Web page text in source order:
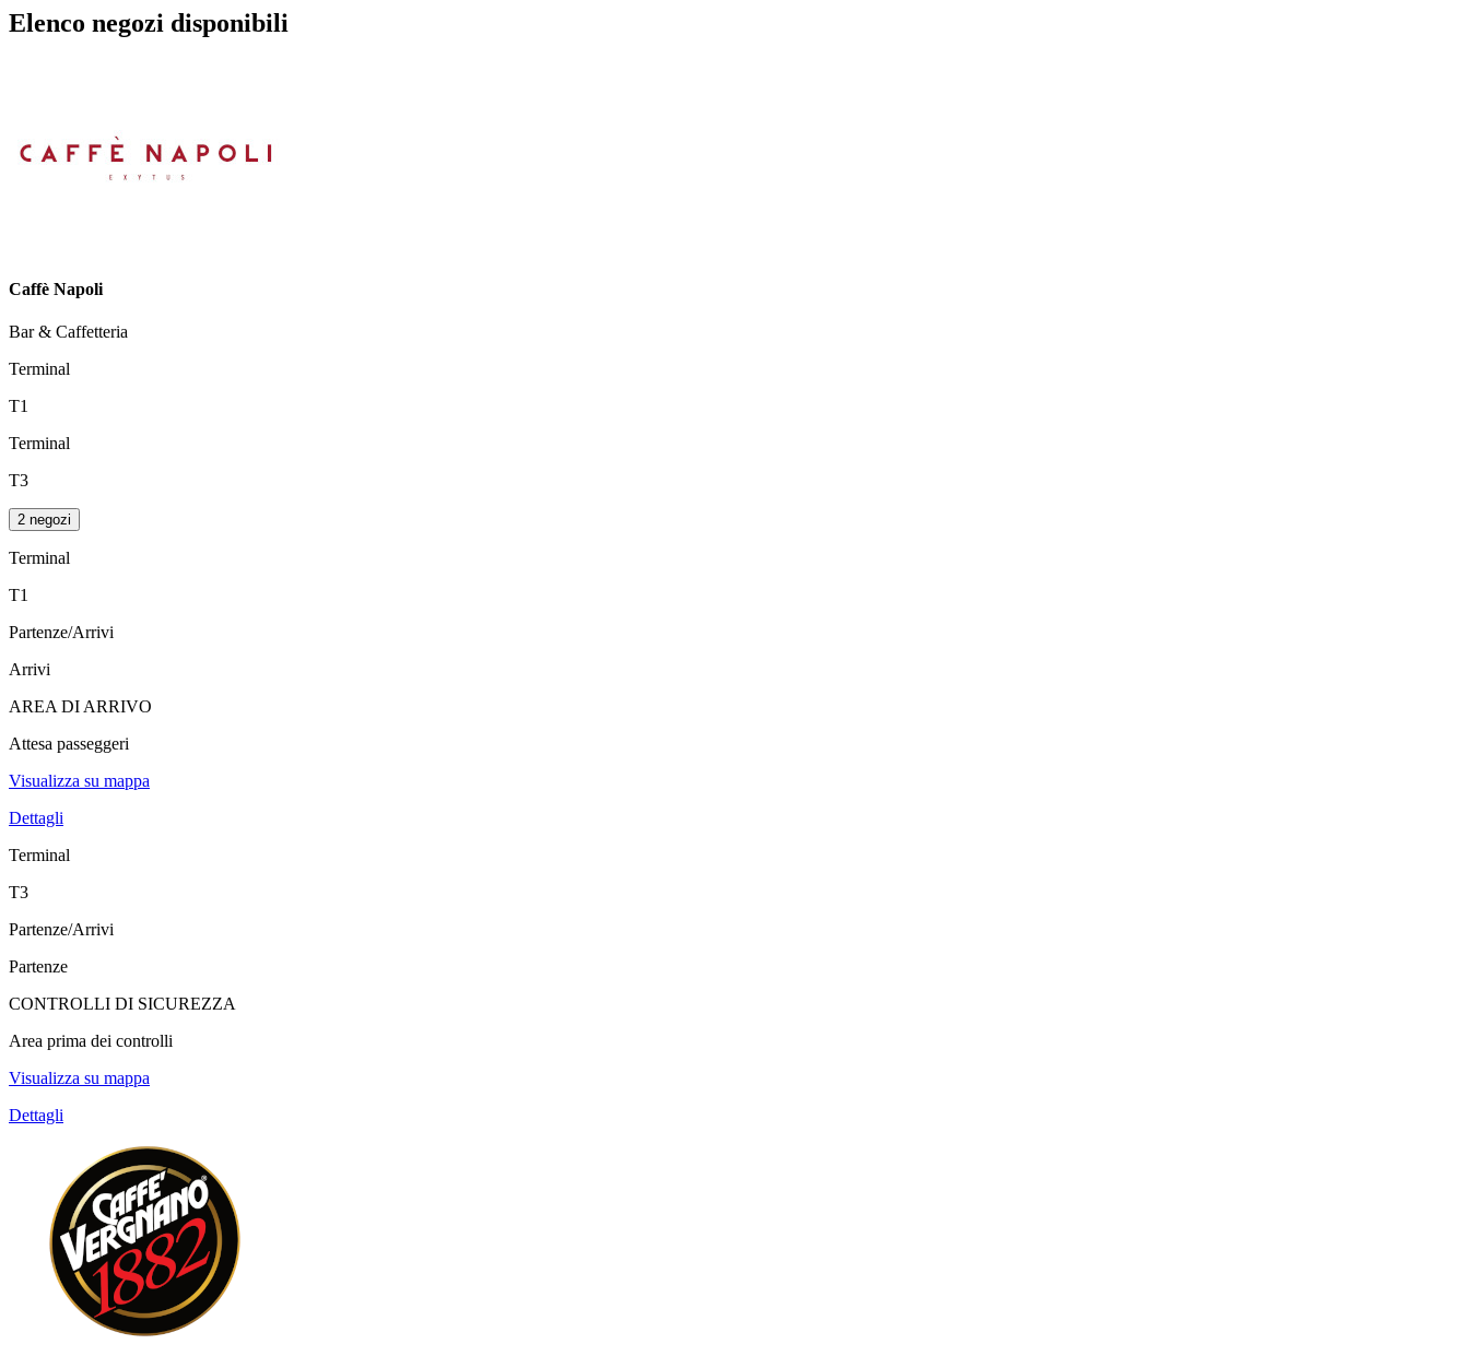
Elenco negozi disponibili
Caffè Napoli
Bar & Caffetteria
Terminal
T1
Terminal
T3
2 negozi
Terminal
T1
Partenze/Arrivi
Arrivi
AREA DI ARRIVO
Attesa passeggeri
Visualizza su mappa
Dettagli
Terminal
T3
Partenze/Arrivi
Partenze
CONTROLLI DI SICUREZZA
Area prima dei controlli
Visualizza su mappa
Dettagli